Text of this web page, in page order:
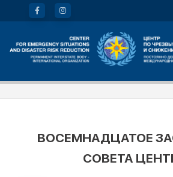
ВОСЕМНАДЦАТОЕ
СОВЕТА